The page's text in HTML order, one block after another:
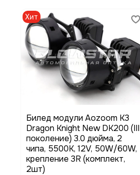
Хит
Билед модули Aozoom K3
Dragon Knight New DK200 (III
поколение) 3.0 дюйма, 2
чипа, 5500K, 12V, 50W/60W,
крепление 3R (комплект,
2шт)